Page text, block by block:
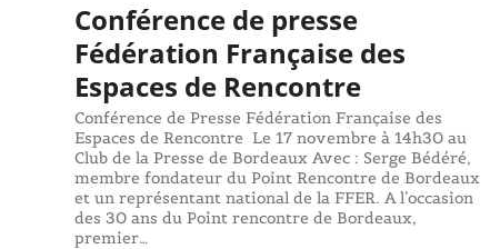
Conférence de presse
Fédération Française des
Espaces de Rencontre
Conférence de Presse Fédération Française des
Espaces de Rencontre Le 17 novembre à 14h30 au
Club de la Presse de Bordeaux Avec : Serge Bédéré,
membre fondateur du Point Rencontre de Bordeaux
et un représentant national de la FFER. A l’occasion
des 30 ans du Point rencontre de Bordeaux,
premier…